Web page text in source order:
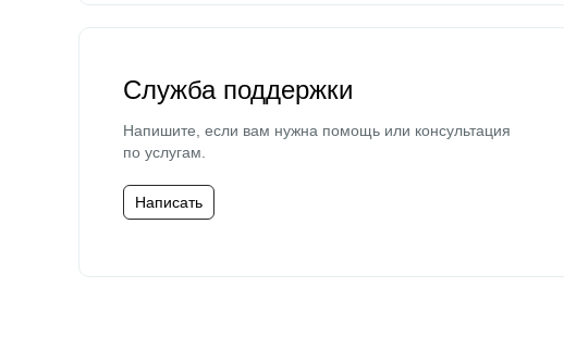
Служба поддержки
Напишите, если вам нужна помощь или консультация
по услугам.
Написать